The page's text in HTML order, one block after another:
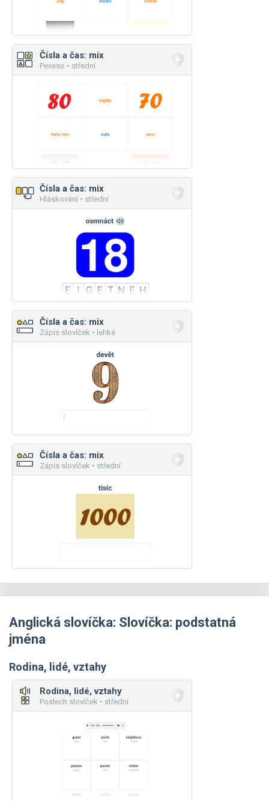
Čísla a čas: mix
Pexeso • střední
Čísla a čas: mix
Hláskování • střední
Čísla a čas: mix
Zápis slovíček • lehké
Čísla a čas: mix
Zápis slovíček • střední
Anglická slovíčka: Slovíčka: podstatná
jména
Rodina, lidé, vztahy
Rodina, lidé, vztahy
Poslech slovíček • střední